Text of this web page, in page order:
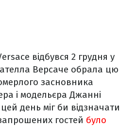
відбувся 2 грудня у
Версаче обрала цю
засновника
і модельєра Джанні
день міг би відзначати
гостей було